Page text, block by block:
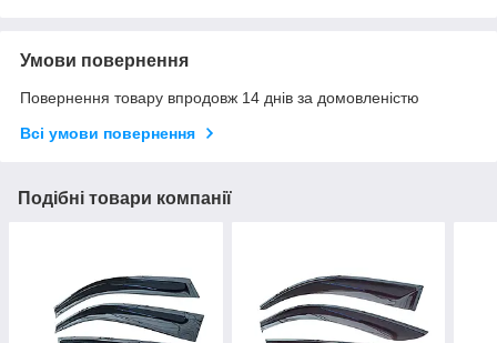
Умови повернення
Повернення товару впродовж 14 днів за домовленістю
Всі умови повернення
Подібні товари компанії